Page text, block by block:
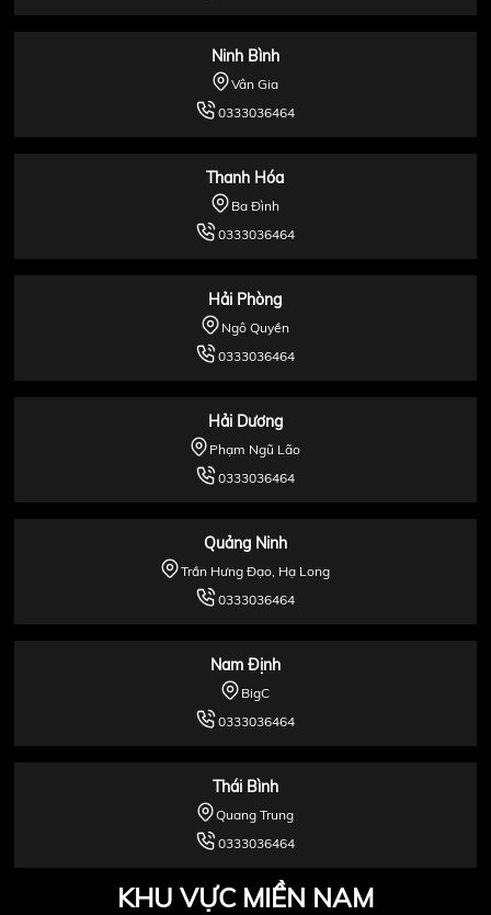
Ninh Bình
Vân Gia
0333036464
Thanh Hóa
Ba Đình
0333036464
Hải Phòng
Ngô Quyền
0333036464
Hải Dương
Phạm Ngũ Lão
0333036464
Quảng Ninh
Trần Hưng Đạo, Hạ Long
0333036464
Nam Định
BigC
0333036464
Thái Bình
Quang Trung
0333036464
KHU VỰC MIỀN NAM